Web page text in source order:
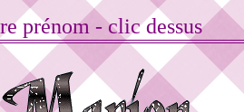
prénom - clic dessus